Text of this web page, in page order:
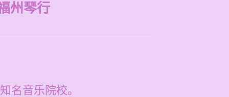
州琴行
名音乐院校。